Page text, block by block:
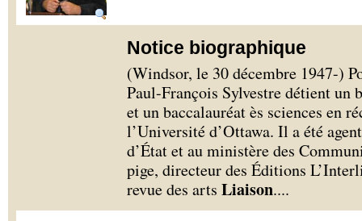
Notice biographique
(Windsor, le 30 décembre 1947-)
Paul-François Sylvestre détient un
et un baccalauréat ès sciences en
l’Université d’Ottawa. Il a été
d’État et au ministère des
pige, directeur des Éditions
revue des arts Liaison....